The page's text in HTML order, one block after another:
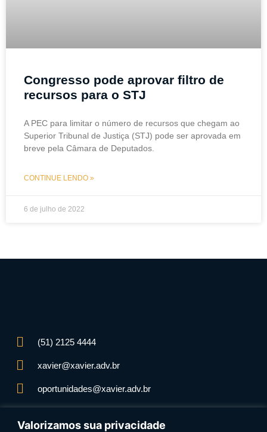
Valorizamos sua privacidade
Congresso pode aprovar filtro de
recursos para o STJ
A PEC para limitar o número de recursos que chegam ao
Superior Tribunal de Justiça (STJ) pode ser aprovada em
breve pela Câmara de Deputados.
CONTINUE LENDO »
6 de julho de 2022
(51) 2125 4444
xavier@xavier.adv.br
oportunidades@xavier.adv.br
90570-150 - Porto Alegre - RS - Brasil